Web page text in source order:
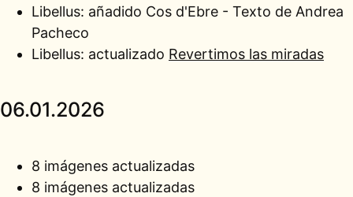
Libellus: añadido Cos d'Ebre - Texto de Andrea
Pacheco
Libellus: actualizado Revertimos las miradas
06.01.2026
8 imágenes actualizadas
8 imágenes actualizadas